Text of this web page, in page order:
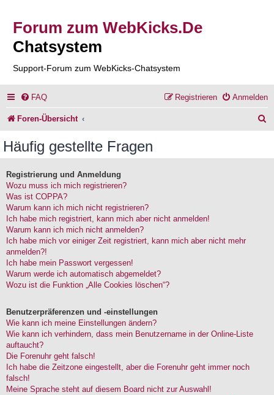
Forum zum WebKicks.De
Chatsystem
Support-Forum zum WebKicks-Chatsystem
FAQ Anmelden
Registrieren
Foren-Übersicht
Häufig gestellte Fragen
Registrierung und Anmeldung
Wozu muss ich mich registrieren?
Was ist COPPA?
Warum kann ich mich nicht registrieren?
Ich habe mich registriert, kann mich aber nicht anmelden!
Warum kann ich mich nicht anmelden?
Ich habe mich vor einiger Zeit registriert, kann mich aber nicht mehr
anmelden?!
Ich habe mein Passwort vergessen!
Warum werde ich automatisch abgemeldet?
Wozu ist die Funktion „Alle Cookies löschen“?
Benutzerpräferenzen und -einstellungen
Wie kann ich meine Einstellungen ändern?
Wie kann ich verhindern, dass mein Benutzername in der Online-Liste
auftaucht?
Die Forenuhr geht falsch!
Ich habe die Zeitzone eingestellt, aber die Forenuhr geht immer noch
falsch!
Meine Sprache steht auf diesem Board nicht zur Auswahl!